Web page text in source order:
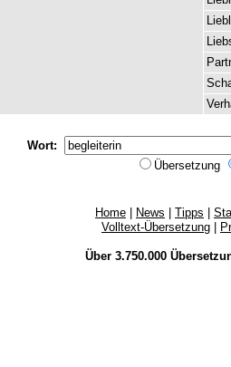
Wort:
Übersetzung
Home News Tipps
Volltext-Übersetzung
Über 3.750.000